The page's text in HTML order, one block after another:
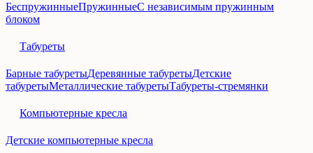
БеспружинныеПружинныеС независимым пружинным
блоком
Табуреты
Барные табуретыДеревянные табуретыДетские
табуретыМеталлические табуретыТабуреты-стремянки
Компьютерные кресла
Детские компьютерные кресла